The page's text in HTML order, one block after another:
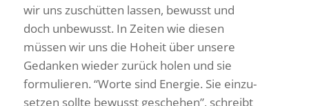
wir uns zuschütten lassen, bewusst und
doch unbe­wusst. In Zeiten wie diesen
müssen wir uns die Hoheit über unsere
Gedanken wieder zurück holen und sie
formu­lieren. “Worte sind Energie. Sie einzu­
setzen sollte bewusst geschehen”, schreibt